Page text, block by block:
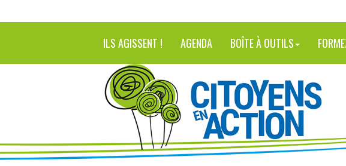
ILS AGISSENT ! AGENDA BOÎTE À OUTILS